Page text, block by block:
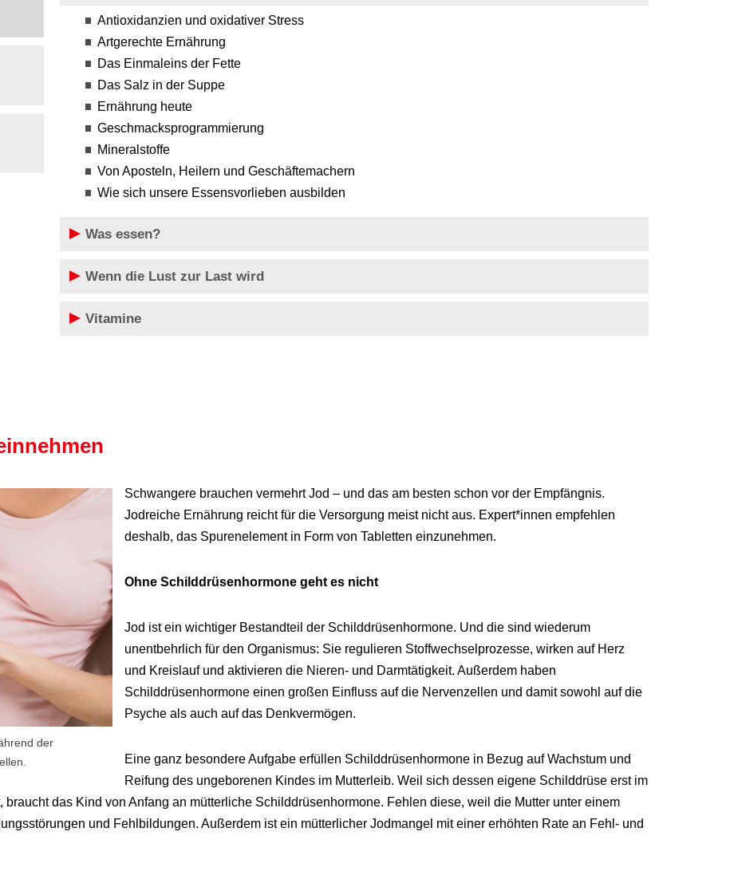
Antioxidanzien und oxidativer Stress
Artgerechte Ernährung
Das Einmaleins der Fette
Das Salz in der Suppe
Ernährung heute
Geschmacksprogrammierung
Mineralstoffe
Von Aposteln, Heilern und Geschäftemachern
Wie sich unsere Essensvorlieben ausbilden
Was essen?
Wenn die Lust zur Last wird
Vitamine
der
Schwangere brauchen vermehrt Jod – und das am besten schon vor der Empfängnis.
Jodreiche Ernährung reicht für die Versorgung meist nicht aus. Expert*innen empfehlen
deshalb, das Spurenelement in Form von Tabletten einzunehmen.
Ohne Schilddrüsenhormone geht es nicht
Jod ist ein wichtiger Bestandteil der Schilddrüsenhormone. Und die sind wiederum
unentbehrlich für den Organismus: Sie regulieren Stoffwechselprozesse, wirken auf Herz
und Kreislauf und aktivieren die Nieren- und Darmtätigkeit. Außerdem haben
Schilddrüsenhormone einen großen Einfluss auf die Nervenzellen und damit sowohl auf die
Psyche als auch auf das Denkvermögen.
Eine ganz besondere Aufgabe erfüllen Schilddrüsenhormone in Bezug auf Wachstum und
Reifung des ungeborenen Kindes im Mutterleib. Weil sich dessen eigene Schilddrüse erst im
das Kind von Anfang an mütterliche Schilddrüsenhormone. Fehlen diese, weil die Mutter unter einem
und Fehlbildungen. Außerdem ist ein mütterlicher Jodmangel mit einer erhöhten Rate an Fehl- und